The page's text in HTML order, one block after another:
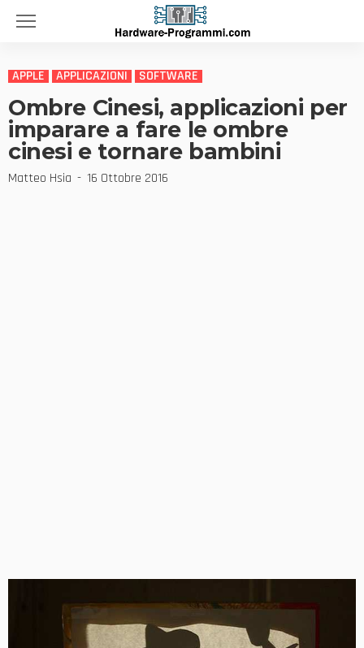
APPLE APPLICAZIONI SOFTWARE
Ombre Cinesi, applicazioni per
imparare a fare le ombre
cinesi e tornare bambini
Matteo Hsia 16 Ottobre 2016